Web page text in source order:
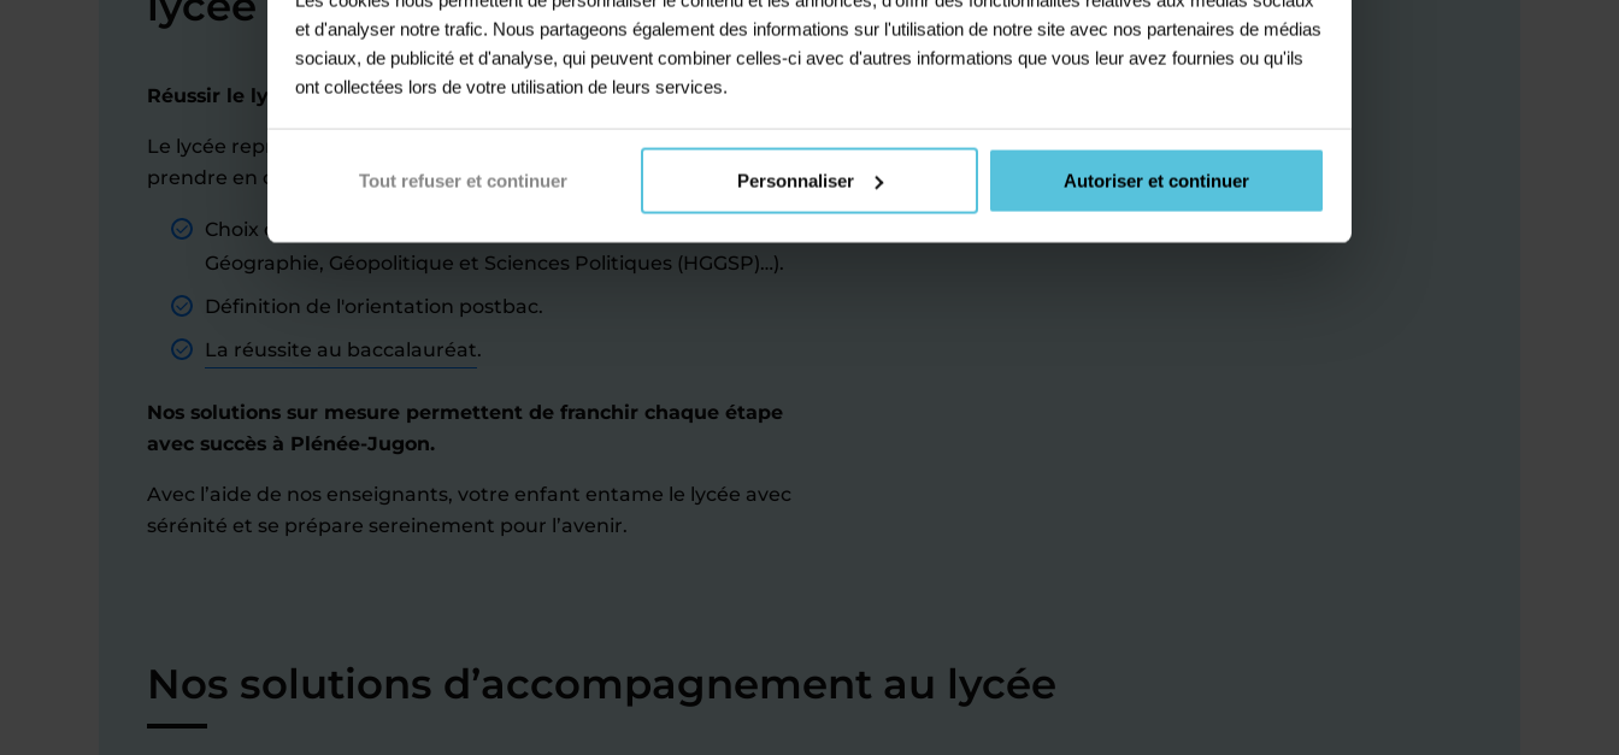
et d'analyser notre trafic. Nous partageons également des informations sur l'utilisation de notre site avec nos partenaires de médias
sociaux, de publicité et d'analyse, qui peuvent combiner celles-ci avec d'autres informations que vous leur avez fournies ou qu'ils
ont collectées lors de votre utilisation de leurs services.
Tout refuser et continuer Personnaliser Autoriser et continuer
Réussir le lycée à Plénée-Jugon : les étapes essentielles.
Le lycée représente une période avec des enjeux essentiels à
prendre en compte :
Choix des spécialités (Physique-Chimie, Histoire-
Géographie, Géopolitique et Sciences Politiques (HGGSP)…).
Définition de l'orientation postbac.
La réussite au baccalauréat.
Nos solutions sur mesure permettent de franchir chaque étape
avec succès à Plénée-Jugon.
Avec l’aide de nos enseignants, votre enfant entame le lycée avec
sérénité et se prépare sereinement pour l’avenir.
Nos solutions d’accompagnement au lycée